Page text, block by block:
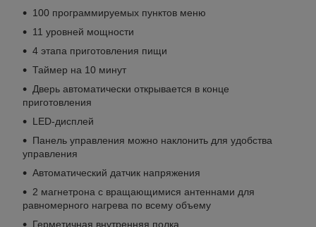
100 программируемых пунктов меню
11 уровней мощности
4 этапа приготовления пищи
Таймер на 10 минут
Дверь автоматически открывается в конце
приготовления
LED-дисплей
Панель управления можно наклонить для удобства
управления
Автоматический датчик напряжения
2 магнетрона с вращающимися антеннами для
равномерного нагрева по всему объему
Герметичная внутренняя полка